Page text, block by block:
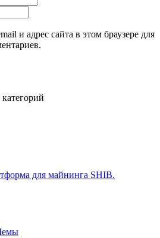
и адрес сайта в этом браузере для
для майнинга SHIB.